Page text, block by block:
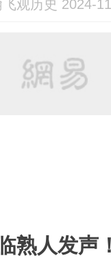
飞观历史 2024-
熟人发声